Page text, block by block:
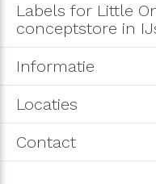
Labels for Little
conceptstore in
Informatie
Locaties
Contact